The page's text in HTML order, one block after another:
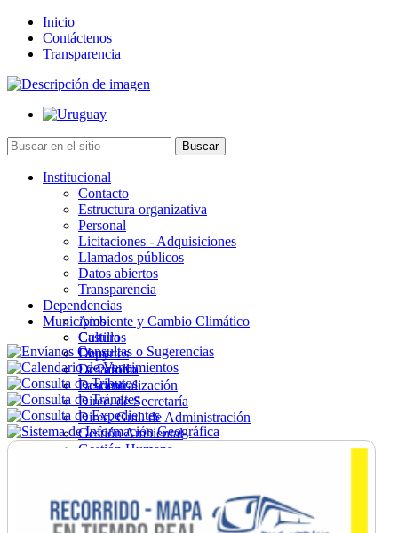
Inicio
Contáctenos
Transparencia
Institucional
Contacto
Estructura organizativa
Personal
Licitaciones - Adquisiciones
Llamados públicos
Datos abiertos
Transparencia
Dependencias
Ambiente y Cambio Climático
Cultura
Deportes
Desarrollo
Descentralización
Direc. de Secretaría
Direc. Gral. de Administración
Gestión Ambiental
Gestión Humana
Ordenamiento
Promoción Social
Salud
Municipios
Castillos
Chuy
La Paloma
Lascano